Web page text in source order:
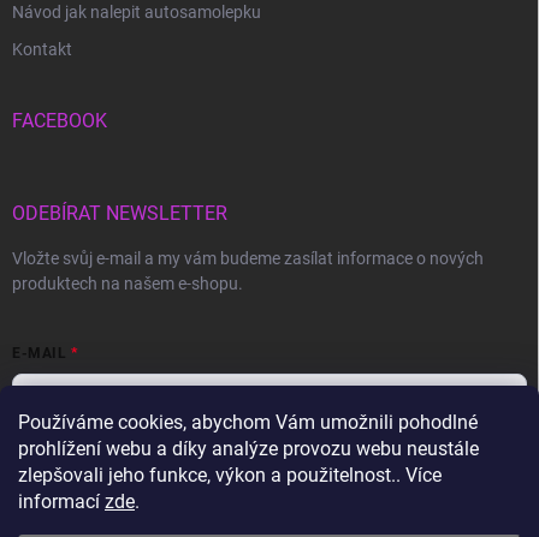
Používáme cookies, abychom Vám umožnili pohodlné
prohlížení webu a díky analýze provozu webu neustále
zlepšovali jeho funkce, výkon a použitelnost.. Více
informací zde.
Návod jak nalepit autosamolepku
Kontakt
FACEBOOK
ODEBÍRAT NEWSLETTER
Vložte svůj e-mail a my vám budeme zasílat informace o nových
produktech na našem e-shopu.
E-MAIL
Vložením e-mailu souhlasíte spodmínkami ochrany osobních údajů
Přihlásit se